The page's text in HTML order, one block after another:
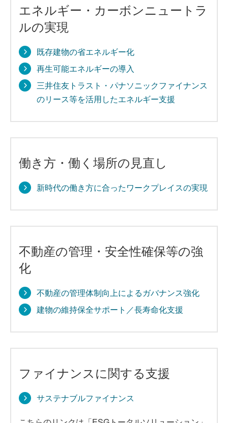
エネルギー・カーボンニュートラ
ルの実現
既存建物の省エネルギー化
再生可能エネルギーの導入
三井住友トラスト・パナソニックファイナンス
のリース等を活用したエネルギー支援
働き方・働く場所の見直し
新時代の働き方に合ったワークプレイスの実現
不動産の管理・安全性確保等の強
化
不動産の管理体制向上によるガバナンス強化
建物の維持保全サポート／長寿命化支援
ファイナンスに関する支援
サステナブルファイナンス